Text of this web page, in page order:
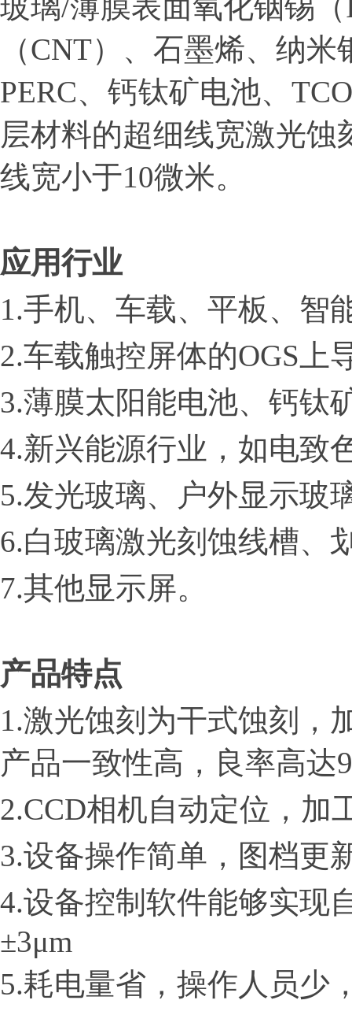
（CNT）、石墨烯、纳
PERC、钙钛矿电池、
层材料的超细线宽激光
线宽小于10微米。
应用行业
1.手机、车载、平板、智
2.车载触控屏体的OGS上
3.薄膜太阳能电池、钙钛
4.新兴能源行业，如电致
5.发光玻璃、户外显示玻
6.白玻璃激光刻蚀线槽、
7.其他显示屏。
产品特点
1.激光蚀刻为干式蚀刻，
产品一致性高，良率高达
2.CCD相机自动定位，加
3.设备操作简单，图档更
4.设备控制软件能够实现
±3μm
5.耗电量省，操作人员少